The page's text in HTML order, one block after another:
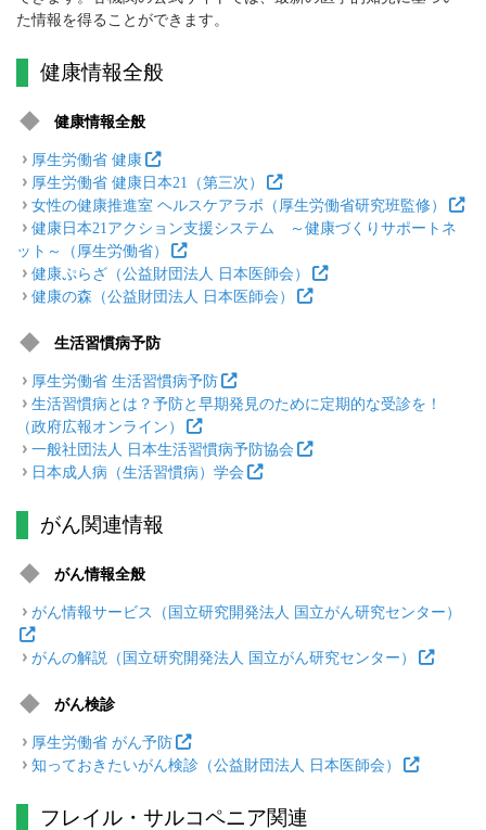
た情報を得ることができます。
健康情報全般
健康情報全般
厚生労働省 健康
厚生労働省 健康日本21（第三次）
女性の健康推進室 ヘルスケアラボ（厚生労働省研究班監修）
健康日本21アクション支援システム ～健康づくりサポートネ
ット～（厚生労働省）
健康ぷらざ（公益財団法人 日本医師会）
健康の森（公益財団法人 日本医師会）
生活習慣病予防
厚生労働省 生活習慣病予防
生活習慣病とは？予防と早期発見のために定期的な受診を！
（政府広報オンライン）
一般社団法人 日本生活習慣病予防協会
日本成人病（生活習慣病）学会
がん関連情報
がん情報全般
がん情報サービス（国立研究開発法人 国立がん研究センター）
がんの解説（国立研究開発法人 国立がん研究センター）
がん検診
厚生労働省 がん予防
知っておきたいがん検診（公益財団法人 日本医師会）
フレイル・サルコペニア関連